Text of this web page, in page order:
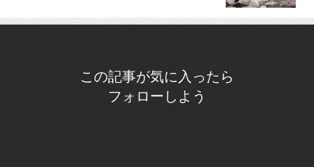
この記事が気に入ったら
フォローしよう